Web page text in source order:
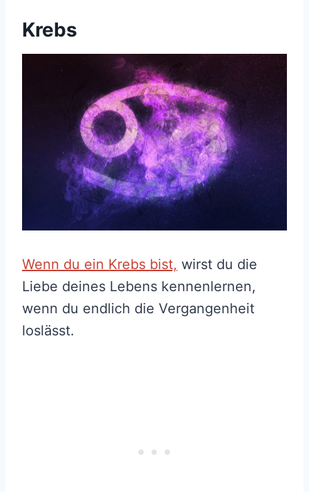
Krebs
Wenn du ein Krebs bist, wirst du die
Liebe deines Lebens kennenlernen,
wenn du endlich die Vergangenheit
loslässt.